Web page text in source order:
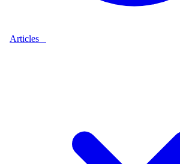
Articles